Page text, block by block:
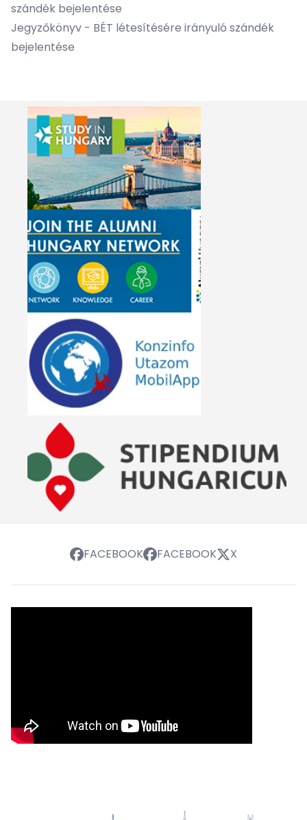
szándék bejelentése
Jegyzőkönyv - BÉT létesítésére irányuló szándék
bejelentése
FACEBOOK FACEBOOK X